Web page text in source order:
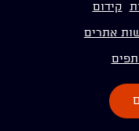
קידום
אתרים